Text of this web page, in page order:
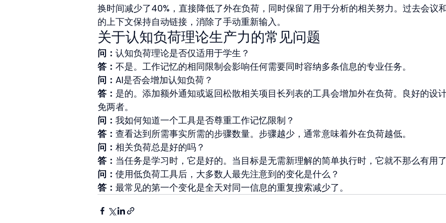
换时间减少了40%，直接降低了外在负荷，同时保留了用于分析的相关努力。过去会议
的上下文保持自动链接，消除了手动重新输入。
关于认知负荷理论生产力的常见问题
问： 认知负荷理论是否仅适用于学生？
答： 不是。工作记忆的相同限制会影响任何需要同时容纳多条信息的专业任务。
问： AI是否会增加认知负荷？
答： 是的。添加额外通知或返回松散相关项目长列表的工具会增加外在负荷。良好的设
免两者。
问： 我如何知道一个工具是否尊重工作记忆限制？
答： 查看达到所需事实所需的步骤数量。步骤越少，通常意味着外在负荷越低。
问： 相关负荷总是好的吗？
答： 当任务是学习时，它是好的。当目标是无需新理解的简单执行时，它就不那么有用了
问： 使用低负荷工具后，大多数人最先注意到的变化是什么？
答： 最常见的第一个变化是全天对同一信息的重复搜索减少了。